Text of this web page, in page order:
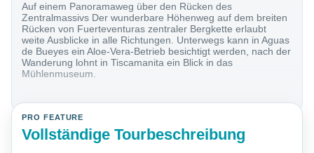
Auf einem Panoramaweg über den Rücken des
Zentralmassivs Der wunderbare Höhenweg auf dem breiten
Rücken von Fuerteventuras zentraler Bergkette erlaubt
weite Ausblicke in alle Richtungen. Unterwegs kann in Aguas
de Bueyes ein Aloe-Vera-Betrieb besichtigt werden, nach der
Wanderung lohnt in Tiscamanita ein Blick in das
Mühlenmuseum.
PRO FEATURE
Vollständige Tourbeschreibung